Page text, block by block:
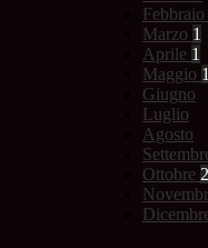
Febbraio
Marzo 1
Aprile 1
Maggio 1
Giugno
Luglio
Agosto
Ottobre 2